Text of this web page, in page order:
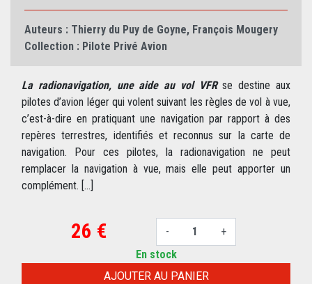
Auteurs : Thierry du Puy de Goyne, François Mougery
Collection : Pilote Privé Avion
La radionavigation, une aide au vol VFRse destine aux
pilotes d’avion léger qui volent suivant les règles de vol à vue,
c’est-à-dire en pratiquant une navigation par rapport à des
repères terrestres, identifiés et reconnus sur la carte de
navigation. Pour ces pilotes, la radionavigation ne peut
remplacer la navigation à vue, mais elle peut apporter un
complément. [...]
26 € - +
AJOUTER AU PANIER
En stock